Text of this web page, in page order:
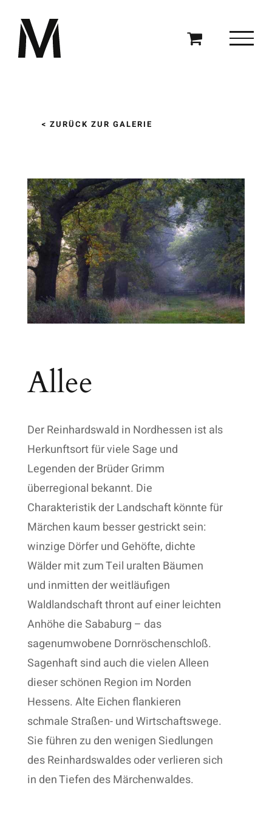
Inhalt
springen
< ZURÜCK ZUR GALERIE
Allee
Der Reinhardswald in Nordhessen ist als
Herkunftsort für viele Sage und
Legenden der Brüder Grimm
überregional bekannt. Die
Charakteristik der Landschaft könnte für
Märchen kaum besser gestrickt sein:
winzige Dörfer und Gehöfte, dichte
Wälder mit zum Teil uralten Bäumen
und inmitten der weitläufigen
Waldlandschaft thront auf einer leichten
Anhöhe die Sababurg – das
sagenumwobene Dornröschenschloß.
Sagenhaft sind auch die vielen Alleen
dieser schönen Region im Norden
Hessens. Alte Eichen flankieren
schmale Straßen- und Wirtschaftswege.
Sie führen zu den wenigen Siedlungen
des Reinhardswaldes oder verlieren sich
in den Tiefen des Märchenwaldes.